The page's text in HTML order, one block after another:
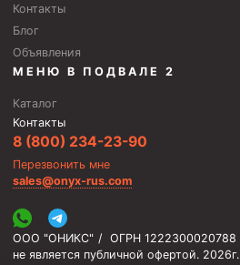
Контакты
Блог
Объявления
МЕНЮ В ПОДВАЛЕ 2
Каталог
Контакты
8 (800) 234-23-90
Перезвонить мне
sales@onyx-rus.com
ООО "ОНИКС" / ОГРН 1222300020788
не является публичной офертой. 2026г.